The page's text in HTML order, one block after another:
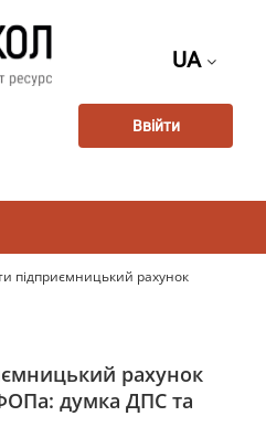
UA
Ввійти
підприємницький рахунок
рахунок
думка ДПС та